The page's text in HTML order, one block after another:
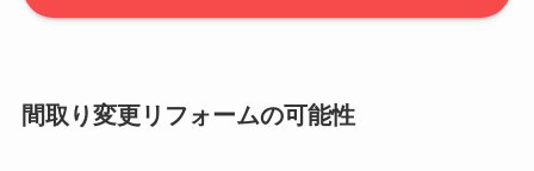
間取り変更リフォームの可能性